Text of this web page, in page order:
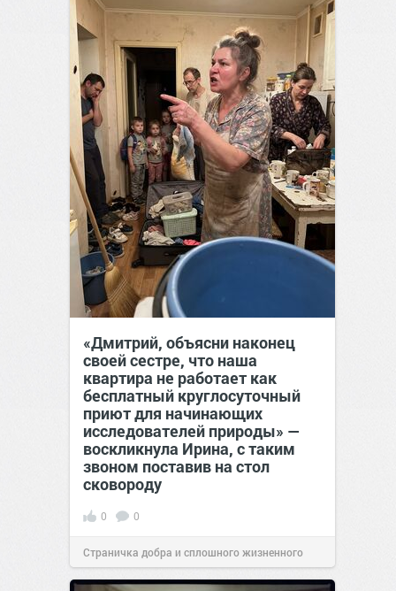
«Дмитрий, объясни наконец
своей сестре, что наша
квартира не работает как
бесплатный круглосуточный
приют для начинающих
исследователей природы» —
воскликнула Ирина, с таким
звоном поставив на стол
сковороду
0 0
Страничка добра и сплошного жизненного
позитива!00:2807 авг 2026